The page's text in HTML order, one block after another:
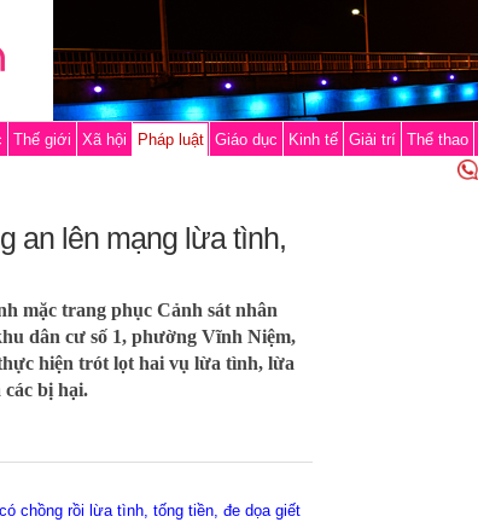
Thế giới Xã hội Pháp luật Giáo dục Kinh tế Giải trí Thể thao
an lên mạng lừa tình,
mặc trang phục Cảnh sát nhân
dân cư số 1, phường Vĩnh Niệm,
hiện trót lọt hai vụ lừa tình, lừa
các bị hại.
chồng rồi lừa tình, tống tiền, đe dọa giết